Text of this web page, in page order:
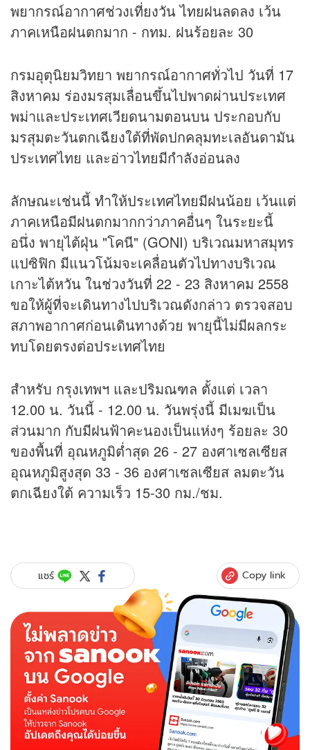
พยากรณ์อากาศช่วงเที่ยงวัน ไทยฝนลดลง เว้น
ภาคเหนือฝนตกมาก - กทม. ฝนร้อยละ 30
กรมอุตุนิยมวิทยา พยากรณ์อากาศทั่วไป วันที่ 17
สิงหาคม ร่องมรสุมเลื่อนขึ้นไปพาดผ่านประเทศ
พม่าและประเทศเวียดนามตอนบน ประกอบกับ
มรสุมตะวันตกเฉียงใต้ที่พัดปกคลุมทะเลอันดามัน
ประเทศไทย และอ่าวไทยมีกำลังอ่อนลง
ลักษณะเช่นนี้ ทำให้ประเทศไทยมีฝนน้อย เว้นแต่
ภาคเหนือมีฝนตกมากกว่าภาคอื่นๆ ในระยะนี้
อนึ่ง พายุไต้ฝุ่น "โคนี" (GONI) บริเวณมหาสมุทร
แปซิฟิก มีแนวโน้มจะเคลื่อนตัวไปทางบริเวณ
เกาะไต้หวัน ในช่วงวันที่ 22 - 23 สิงหาคม 2558
ขอให้ผู้ที่จะเดินทางไปบริเวณดังกล่าว ตรวจสอบ
สภาพอากาศก่อนเดินทางด้วย พายุนี้ไม่มีผลกระ
ทบโดยตรงต่อประเทศไทย
สำหรับ กรุงเทพฯ และปริมณฑล ตั้งแต่ เวลา
12.00 น. วันนี้ - 12.00 น. วันพรุ่งนี้ มีเมฆเป็น
ส่วนมาก กับมีฝนฟ้าคะนองเป็นแห่งๆ ร้อยละ 30
ของพื้นที่ อุณหภูมิต่ำสุด 26 - 27 องศาเซลเซียส
อุณหภูมิสูงสุด 33 - 36 องศาเซลเซียส ลมตะวัน
ตกเฉียงใต้ ความเร็ว 15-30 กม./ชม.
แชร์ Copy link